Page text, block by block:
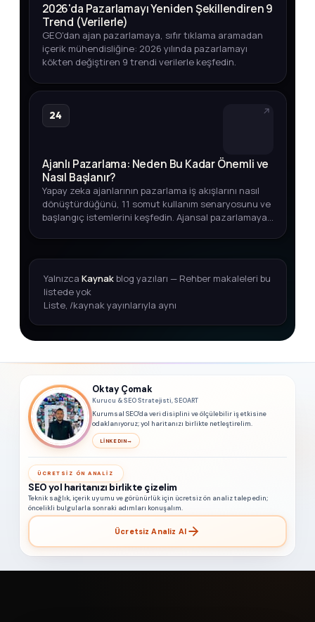
2026'da Pazarlamayı Yeniden Şekillendiren 9
Trend (Verilerle)
GEO'dan ajan pazarlamaya, sıfır tıklama aramadan
içerik mühendisliğine: 2026 yılında pazarlamayı
kökten değiştiren 9 trendi verilerle keşfedin.
24
Ajanlı Pazarlama: Neden Bu Kadar Önemli ve
Nasıl Başlanır?
Yapay zeka ajanlarının pazarlama iş akışlarını nasıl
dönüştürdüğünü, 11 somut kullanım senaryosunu ve
başlangıç istemlerini keşfedin. Ajansal pazarlamaya
Yalnızca Kaynakblog yazıları — Rehber makaleleri bu
listede yok
Liste, /kaynak yayınlarıyla aynı
Oktay Çomak
Kurucu & SEO Stratejisti, SEOART
Kurumsal SEO'da veri disiplini ve ölçülebilir iş etkisine
odaklanıyoruz; yol haritanızı birlikte netleştirelim.
LINKEDIN→
ÜCRETSIZ ÖN ANALIZ
SEO yol haritanızı birlikte çizelim
Teknik sağlık, içerik uyumu ve görünürlük için ücretsiz ön analiz talep edin;
öncelikli bulgularla sonraki adımları konuşalım.
Ücretsiz Analiz Al